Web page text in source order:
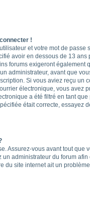
!
et votre mot de
avoir en dessous de 13
forums exigeront également
administrateur, avant que
Si vous aviez reçu un
électronique, vous avez
a été filtré en tant
était correcte, essayez
Assurez-vous avant tout que
un administrateur du forum
du site internet ait un